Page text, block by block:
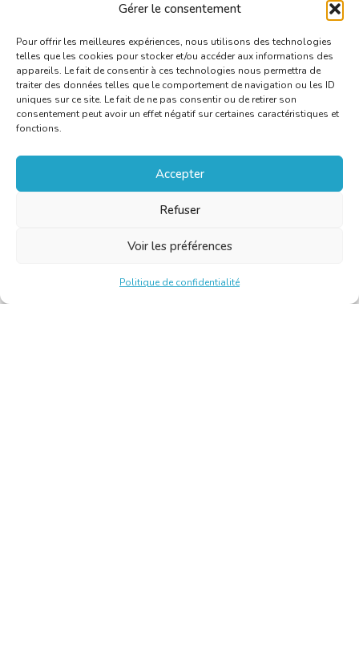
Gérer le consentement
Pour offrir les meilleures expériences, nous utilisons des technologies
telles que les cookies pour stocker et/ou accéder aux informations des
appareils. Le fait de consentir à ces technologies nous permettra de
traiter des données telles que le comportement de navigation ou les ID
uniques sur ce site. Le fait de ne pas consentir ou de retirer son
consentement peut avoir un effet négatif sur certaines caractéristiques et
fonctions.
Accepter
Refuser
Voir les préférences
Politique de confidentialité